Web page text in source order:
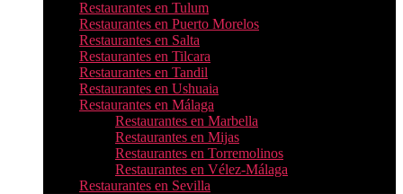
Restaurantes en Tulum
Restaurantes en Puerto Morelos
Restaurantes en Salta
Restaurantes en Tilcara
Restaurantes en Tandil
Restaurantes en Ushuaia
Restaurantes en Málaga
Restaurantes en Marbella
Restaurantes en Mijas
Restaurantes en Torremolinos
Restaurantes en Vélez-Málaga
Restaurantes en Sevilla